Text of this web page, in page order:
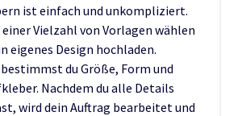
ist einfach und unkompliziert.
einer Vielzahl von Vorlagen wählen
eigenes Design hochladen.
du Größe, Form und
Nachdem du alle Details
wird dein Auftrag bearbeitet und